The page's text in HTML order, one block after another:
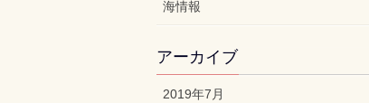
海情報
アーカイブ
2019年7月